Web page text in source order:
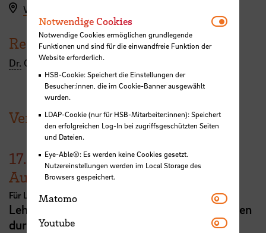
Workshopanmeldung hier
Referent:in
Dr. Grigori Pantijelew
Veranstaltungen der HSB
17.
August
Für Lehrende
Lehrveranstaltungsplanung mit KI. Zeit sparen
durch digitale Tools
Notwendige Cookies
Notwendige Cookies ermöglichen grundlegende
Funktionen und sind für die einwandfreie Funktion der
Website erforderlich.
HSB-Cookie: Speichert die Einstellungen der
Besucher:innen, die im Cookie-Banner ausgewählt
wurden.
LDAP-Cookie (nur für HSB-Mitarbeiter:innen): Speichert
den erfolgreichen Log-In bei zugriffsgeschützten Seiten
und Dateien.
Eye-Able®: Es werden keine Cookies gesetzt.
Nutzereinstellungen werden im Local Storage des
Browsers gespeichert.
Matomo Matomo
Youtube Youtube